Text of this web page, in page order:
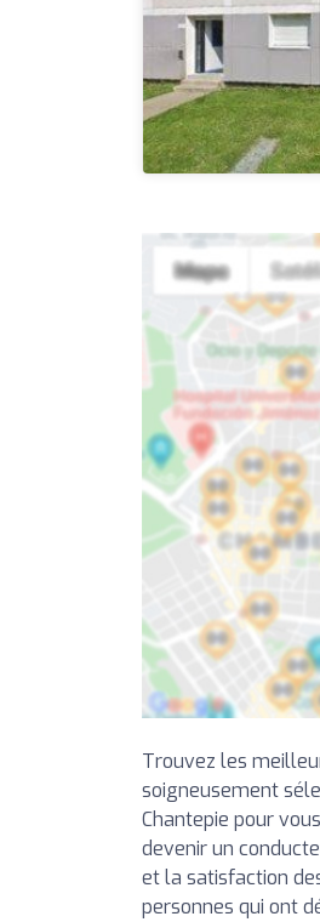
Trouvez les
soigneusement
Chantepie pour
devenir un
et la satisfaction
personnes qui ont